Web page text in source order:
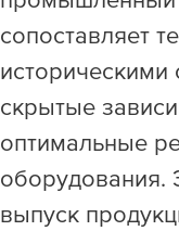
сопоставляет
скрытые
оптимальные
оборудования.
выпуск